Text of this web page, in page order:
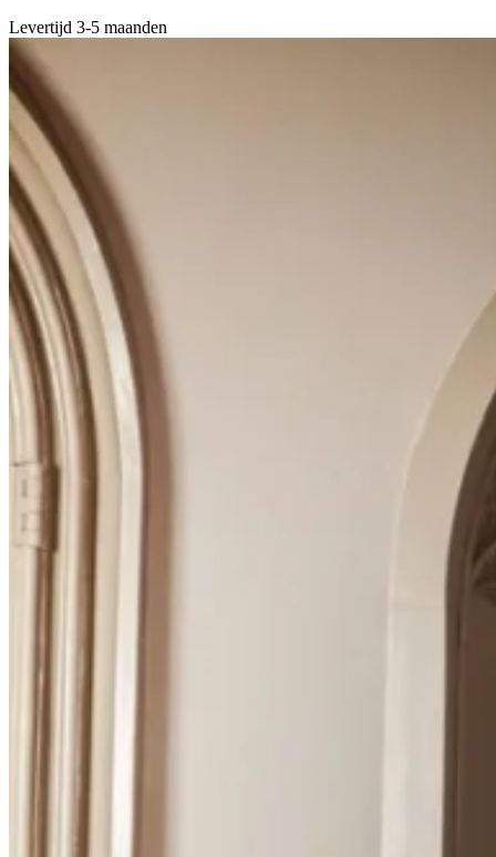
Levertijd 3-5 maanden